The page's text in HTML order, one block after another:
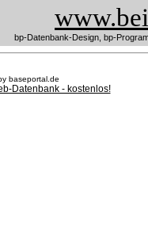
bp-Datenbank-Design, bp-
baseportal.de
Datenbank - kostenlos!